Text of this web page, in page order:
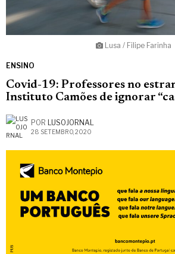
Lusa / Filipe Farinha
ENSINO
Covid-19: Professores no
Instituto Camões de ignorar
POR LUSOJORNAL
28 SETEMBRO, 2020